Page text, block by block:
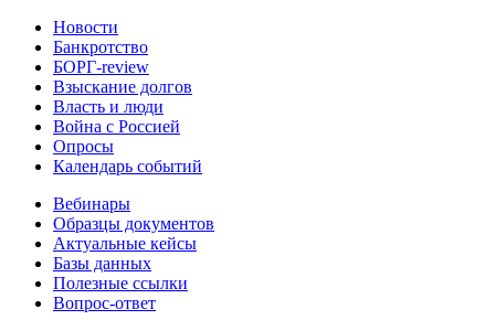
Новости
Банкротство
БОРГ-review
Взыскание долгов
Власть и люди
Война с Россией
Опросы
Календарь событий
Вебинары
Образцы документов
Актуальные кейсы
Базы данных
Полезные ссылки
Вопрос-ответ